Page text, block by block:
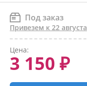
Под заказ
Привезем к 22 августа
Цена:
3 150 ₽